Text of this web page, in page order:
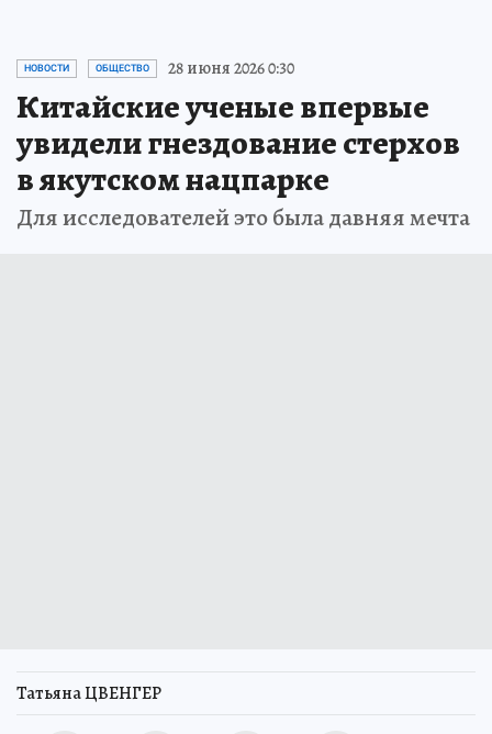
НОВОСТИ ОБЩЕСТВО 28 июня 2026 0:30
Китайские ученые впервые
увидели гнездование стерхов
в якутском нацпарке
Для исследователей это была давняя мечта
Татьяна ЦВЕНГЕР